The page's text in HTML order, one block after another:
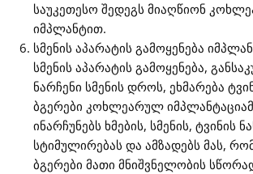
საუკეთესო შედეგს მიაღწიონ
იმპლანტით.
სმენის აპარატის გამოყენება
სმენის აპარატის გამოყენება,
ნარჩენი სმენის დროს, ეხმარება
ბგერები კოხლეარულ
ინარჩუნებს ხმების, სმენის, ტვინის
სტიმულირებას და ამზადებს მას,
ბგერები მათი მნიშვნელობის